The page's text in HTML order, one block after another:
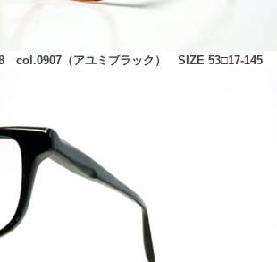
（アユミブラック） SIZE 53□17-145